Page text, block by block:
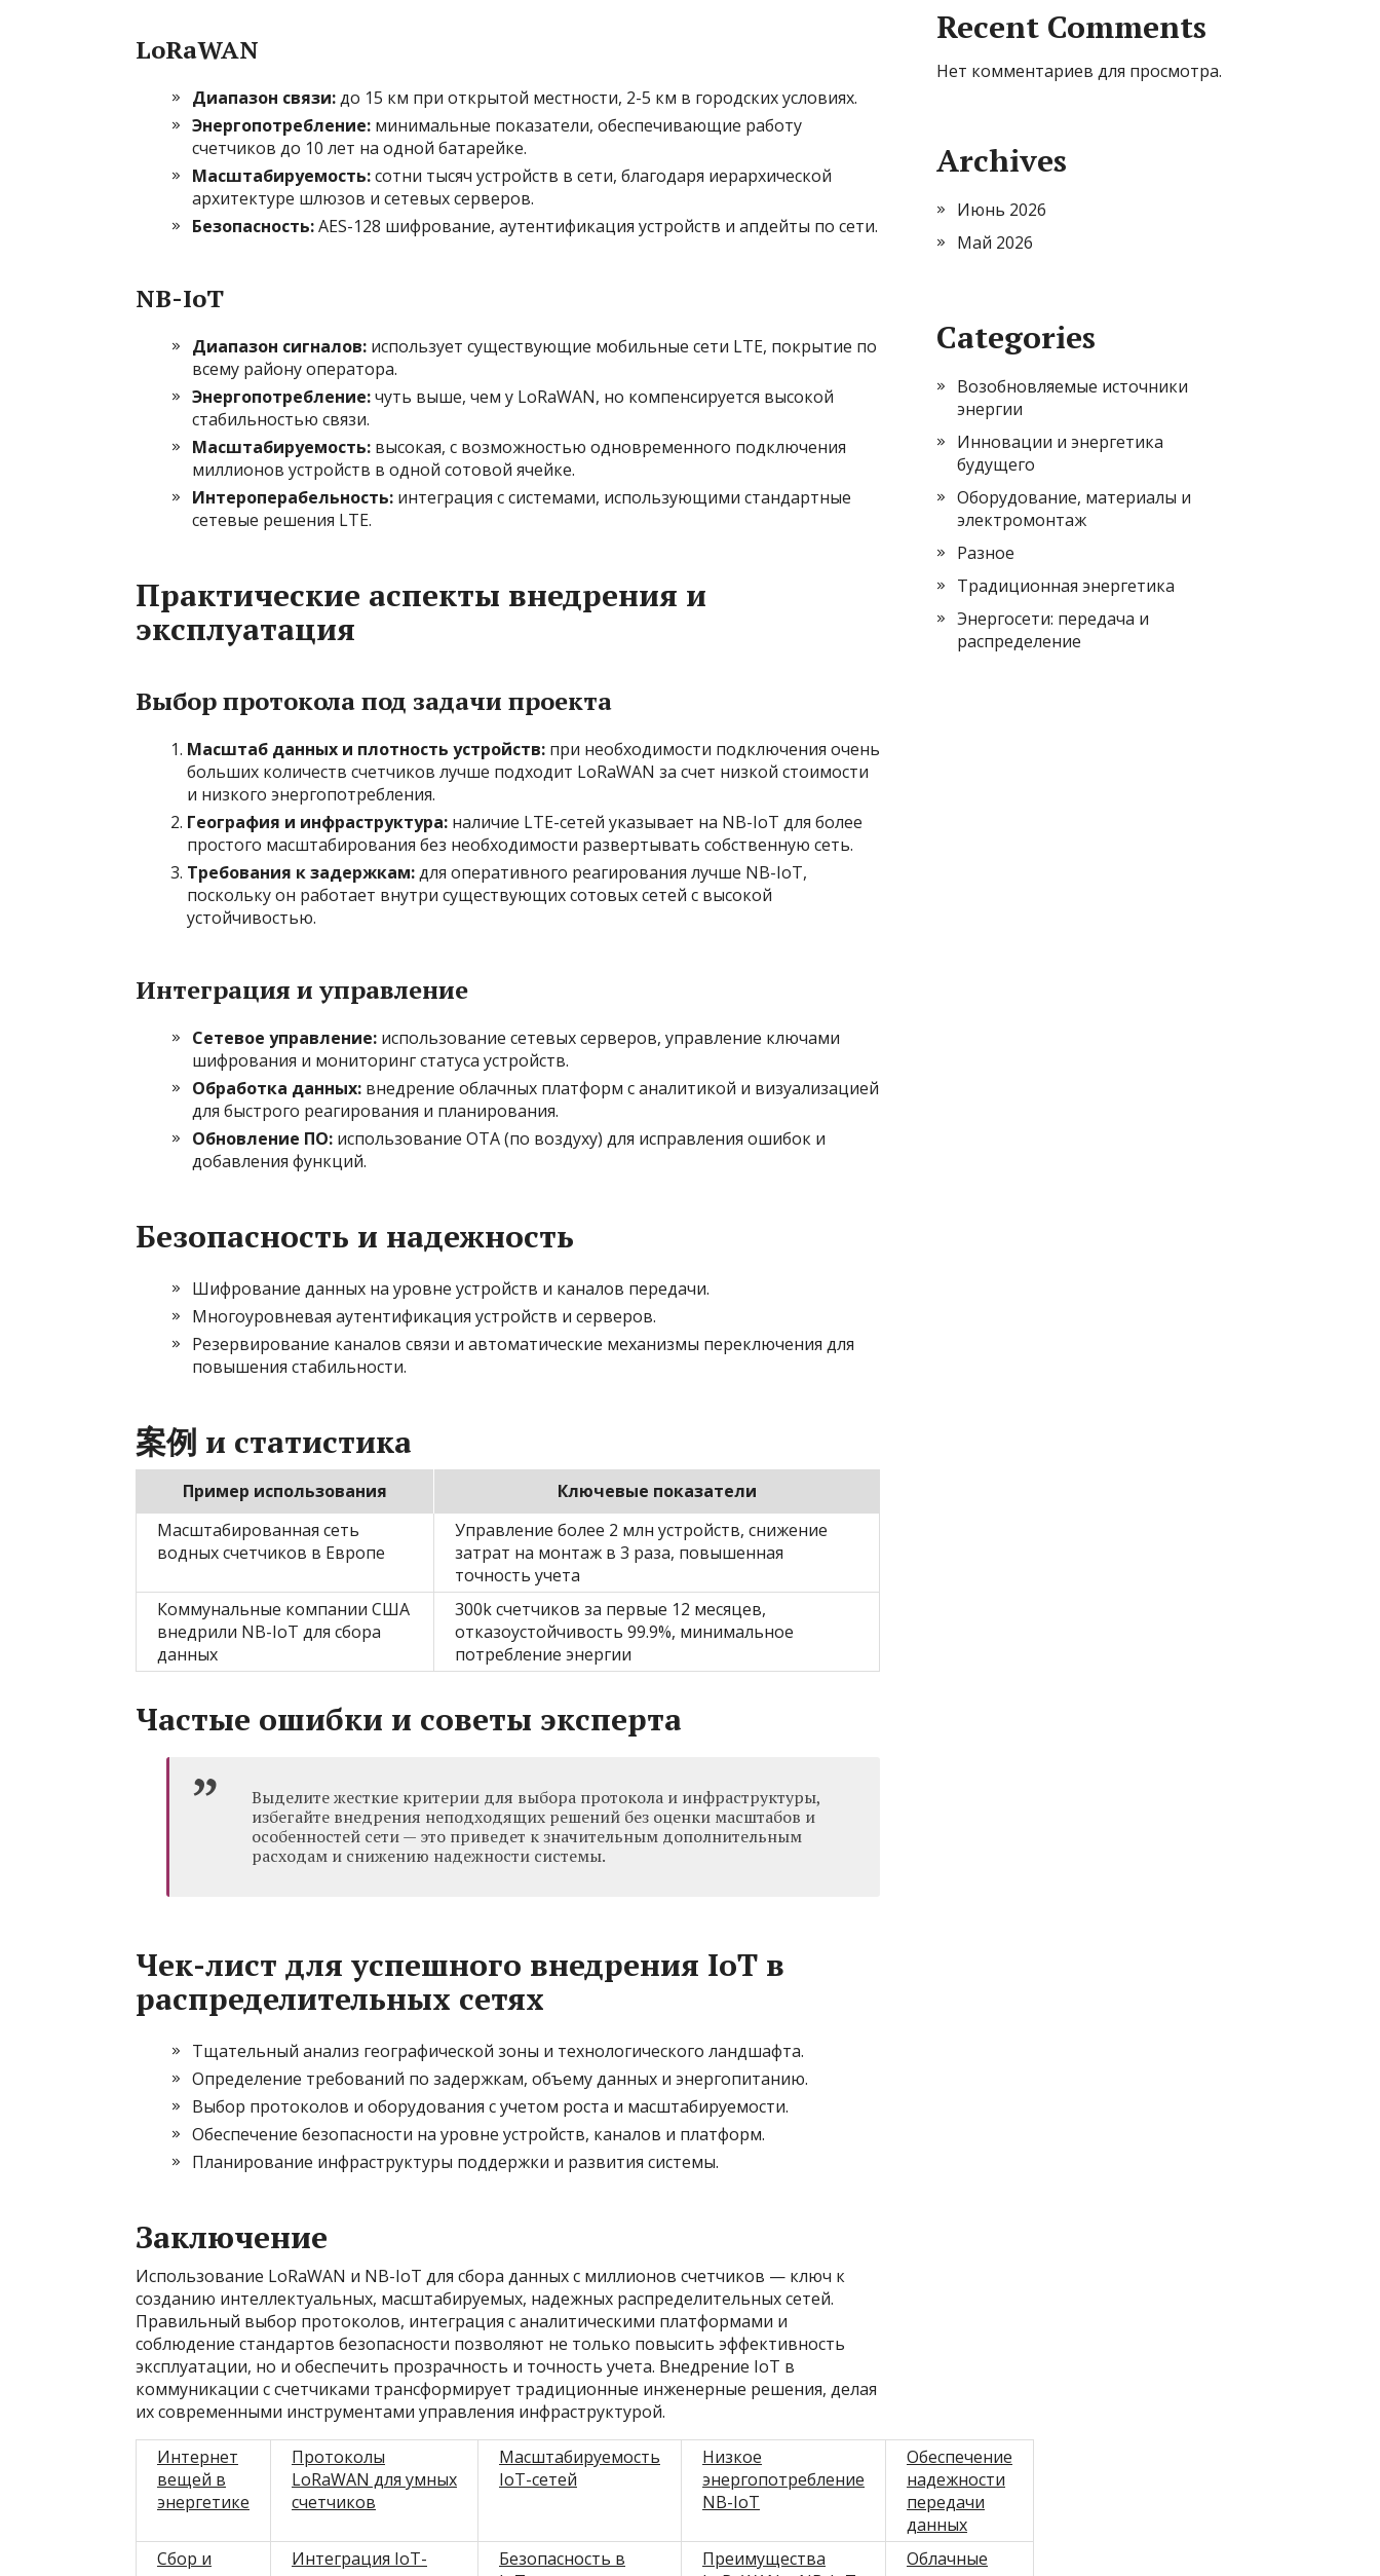
LoRaWAN
Диапазон связи:до 15 км при открытой местности, 2-5 км в городских условиях.
Энергопотребление: минимальные показатели, обеспечивающие работу
счетчиков до 10 лет на одной батарейке.
Масштабируемость:сотни тысяч устройств в сети, благодаря иерархической
архитектуре шлюзов и сетевых серверов.
Безопасность:AES-128 шифрование, аутентификация устройств и апдейты по сети.
NB-IoT
Диапазон сигналов: использует существующие мобильные сети LTE, покрытие по
всему району оператора.
Энергопотребление:чуть выше, чем у LoRaWAN, но компенсируется высокой
стабильностью связи.
Масштабируемость: высокая, с возможностью одновременного подключения
миллионов устройств в одной сотовой ячейке.
Интероперабельность: интеграция с системами, использующими стандартные
сетевые решения LTE.
Практические аспекты внедрения и
эксплуатация
Выбор протокола под задачи проекта
Масштаб данных и плотность устройств: при необходимости подключения очень
больших количеств счетчиков лучше подходит LoRaWAN за счет низкой стоимости
и низкого энергопотребления.
География и инфраструктура: наличие LTE-сетей указывает на NB-IoT для более
простого масштабирования без необходимости развертывать собственную сеть.
Требования к задержкам:для оперативного реагирования лучше NB-IoT,
поскольку он работает внутри существующих сотовых сетей с высокой
устойчивостью.
Интеграция и управление
Сетевое управление: использование сетевых серверов, управление ключами
шифрования и мониторинг статуса устройств.
Обработка данных: внедрение облачных платформ с аналитикой и визуализацией
для быстрого реагирования и планирования.
Обновление ПО: использование OTA (по воздуху) для исправления ошибок и
добавления функций.
Безопасность и надежность
Шифрование данных на уровне устройств и каналов передачи.
Многоуровневая аутентификация устройств и серверов.
Резервирование каналов связи и автоматические механизмы переключения для
повышения стабильности.
案例 и статистика
Пример использования
Ключевые показатели
Масштабированная сеть
водных счетчиков в Европе
Управление более 2 млн устройств, снижение
затрат на монтаж в 3 раза, повышенная
точность учета
Коммунальные компании США
внедрили NB-IoT для сбора
данных
300k счетчиков за первые 12 месяцев,
отказоустойчивость 99.9%, минимальное
потребление энергии
Частые ошибки и советы эксперта
Выделите жесткие критерии для выбора протокола и инфраструктуры,
избегайте внедрения неподходящих решений без оценки масштабов и
особенностей сети — это приведет к значительным дополнительным
расходам и снижению надежности системы.
Чек-лист для успешного внедрения IoT в
распределительных сетях
Тщательный анализ географической зоны и технологического ландшафта.
Определение требований по задержкам, объему данных и энергопитанию.
Выбор протоколов и оборудования с учетом роста и масштабируемости.
Обеспечение безопасности на уровне устройств, каналов и платформ.
Планирование инфраструктуры поддержки и развития системы.
Заключение
Использование LoRaWAN и NB-IoT для сбора данных с миллионов счетчиков — ключ к
созданию интеллектуальных, масштабируемых, надежных распределительных сетей.
Правильный выбор протоколов, интеграция с аналитическими платформами и
соблюдение стандартов безопасности позволяют не только повысить эффективность
эксплуатации, но и обеспечить прозрачность и точность учета. Внедрение IoT в
коммуникации с счетчиками трансформирует традиционные инженерные решения, делая
их современными инструментами управления инфраструктурой.
Интернет
вещей в
энергетике
Протоколы
LoRaWAN для умных
счетчиков
Масштабируемость
IoT-сетей
Низкое
энергопотребление
NB-IoT
Обеспечение
надежности
передачи
данных
Сбор и
Интеграция IoT-
Безопасность в
Преимущества
Облачные
Recent Comments
Нет комментариев для просмотра.
Archives
Июнь 2026
Май 2026
Categories
Возобновляемые источники
энергии
Инновации и энергетика
будущего
Оборудование, материалы и
электромонтаж
Разное
Традиционная энергетика
Энергосети: передача и
распределение